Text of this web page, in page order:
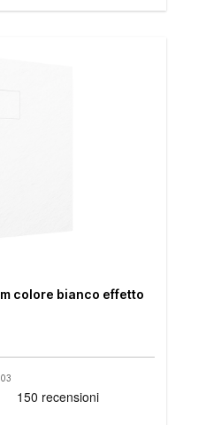
colore bianco effetto